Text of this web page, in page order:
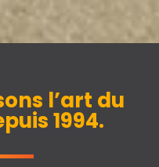
l’art du
1994.